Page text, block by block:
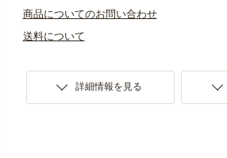
商品についてのお問い合わせ
送料について
詳細情報を見る